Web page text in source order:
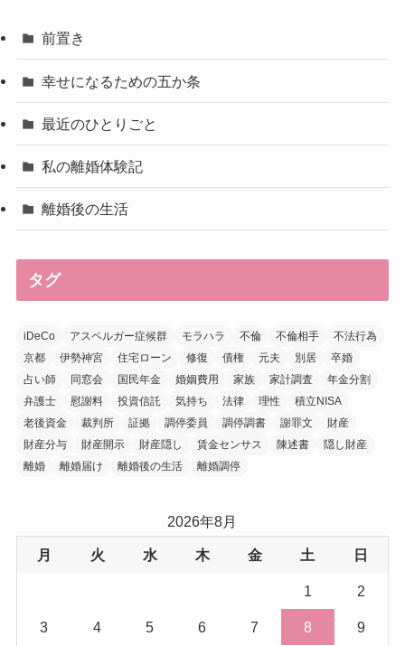
前置き
幸せになるための五か条
最近のひとりごと
私の離婚体験記
離婚後の生活
タグ
iDeCo アスペルガー症候群 モラハラ 不倫 不倫相手
不法行為
京都
伊勢神宮 住宅ローン 修復 債権 元夫 別居
卒婚
占い師
同窓会 国民年金 婚姻費用 家族 家計調査
年金分割
弁護士
慰謝料 投資信託 気持ち 法律 理性
積立NISA
老後資金
裁判所 証拠 調停委員 調停調書 謝罪文
財産
財産分与
財産開示 財産隠し 賃金センサス 陳述書
隠し財産
離婚
離婚届け 離婚後の生活 離婚調停
2026年8月
月 火 水 木 金 土 日
1 2
3 4 5 6 7 8 9